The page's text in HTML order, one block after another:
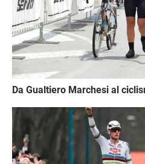
Da Gualtiero Marchesi al